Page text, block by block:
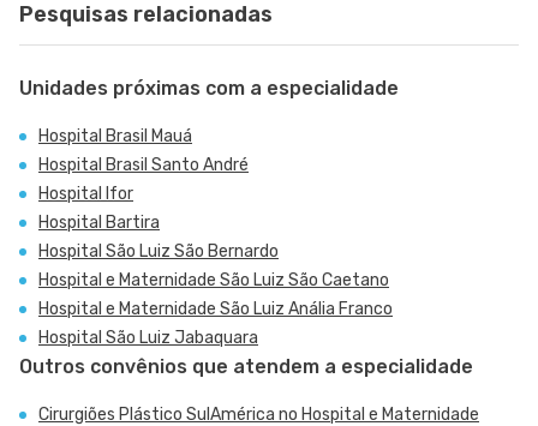
Pesquisas relacionadas
Unidades próximas com a especialidade
Hospital Brasil Mauá
Hospital Brasil Santo André
Hospital Ifor
Hospital Bartira
Hospital São Luiz São Bernardo
Hospital e Maternidade São Luiz São Caetano
Hospital e Maternidade São Luiz Anália Franco
Hospital São Luiz Jabaquara
Outros convênios que atendem a especialidade
Cirurgiões Plástico SulAmérica no Hospital e Maternidade